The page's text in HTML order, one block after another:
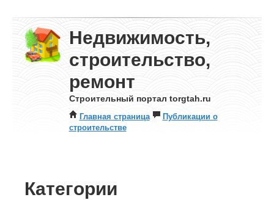
Недвижимость,
строительство,
ремонт
Строительный портал torgtah.ru
Главная страница
Публикации о
строительстве
Категории